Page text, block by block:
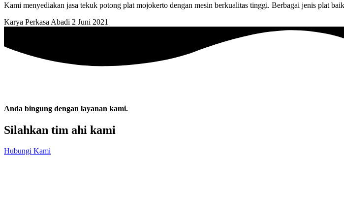
Kami menyediakan jasa tekuk potong plat mojokerto dengan mesin berkualitas tinggi. Berbagai jenis plat
Karya Perkasa Abadi 2 Juni 2021
Anda bingung dengan layanan kami.
Silahkan tim ahi kami
Hubungi Kami